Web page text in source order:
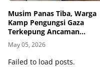
Musim Panas Tiba, Warga
Kamp Pengungsi Gaza
Terkepung Ancaman
Penyakit Kulit
May 05, 2026
Failed to load posts.